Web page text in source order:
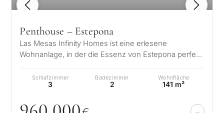
1 / 8
Penthouse – Estepona
Las Mesas Infinity Homes ist eine erlesene
Wohnanlage, in der die Essenz von Estepona perfekt
Schlafzimmer
3
Badezimmer
2
Wohnfläche
141 m²